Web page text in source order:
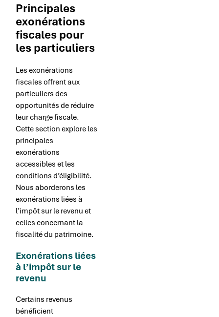
Principales
exonérations
fiscales pour
les particuliers
Les exonérations
fiscales offrent aux
particuliers des
opportunités de réduire
leur charge fiscale.
Cette section explore les
principales
exonérations
accessibles et les
conditions d’éligibilité.
Nous aborderons les
exonérations liées à
l’impôt sur le revenu et
celles concernant la
fiscalité du patrimoine.
Exonérations liées
à l’impôt sur le
revenu
Certains revenus
bénéficient